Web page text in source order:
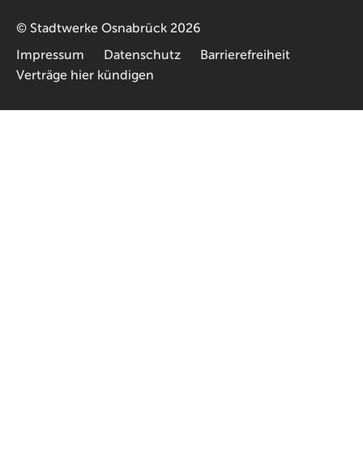
© Stadtwerke Osnabrück 2026
Impressum
Datenschutz
Barrierefreiheit
Verträge hier kündigen